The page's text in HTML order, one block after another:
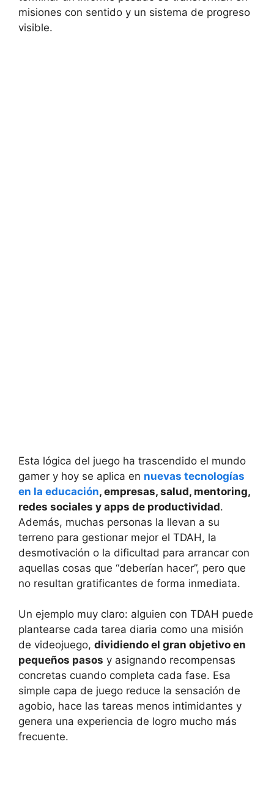
misiones con sentido y un sistema de progreso
visible.
Esta lógica del juego ha trascendido el mundo
gamer y hoy se aplica en nuevas tecnologías
en la educación, empresas, salud, mentoring,
redes sociales y apps de productividad.
Además, muchas personas la llevan a su
terreno para gestionar mejor el TDAH, la
desmotivación o la dificultad para arrancar con
aquellas cosas que “deberían hacer”, pero que
no resultan gratificantes de forma inmediata.
Un ejemplo muy claro: alguien con TDAH puede
plantearse cada tarea diaria como una misión
de videojuego, dividiendo el gran objetivo en
pequeños pasos y asignando recompensas
concretas cuando completa cada fase. Esa
simple capa de juego reduce la sensación de
agobio, hace las tareas menos intimidantes y
genera una experiencia de logro mucho más
frecuente.